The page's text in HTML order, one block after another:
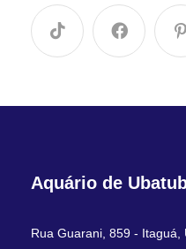
Aquário de
Rua Guarani, 859 - Itaguá,